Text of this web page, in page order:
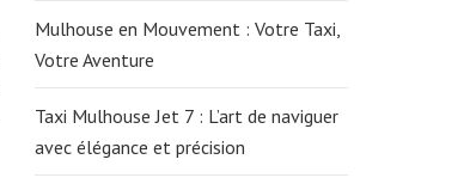
Mulhouse en Mouvement : Votre Taxi,
Votre Aventure
Taxi Mulhouse Jet 7 : L’art de naviguer
avec élégance et précision